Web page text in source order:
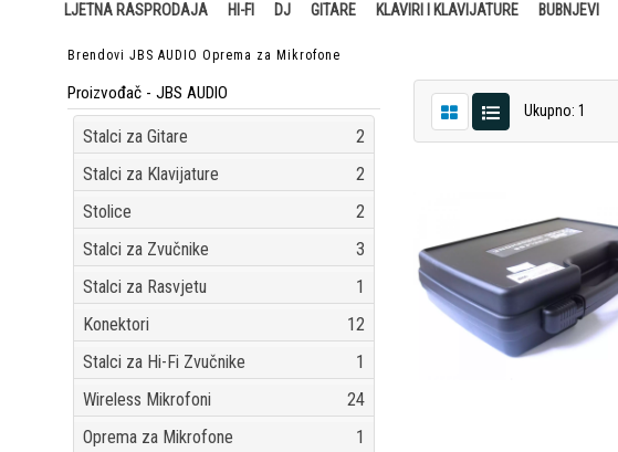
LJETNA RASPRODAJA HI-FI DJ GITARE KLAVIRI I KLAVIJATURE BUBNJEVI
Brendovi JBS AUDIO Oprema za Mikrofone
Proizvođač - JBS AUDIO
Stalci za Gitare
2
Stalci za Klavijature
2
Stolice
2
Stalci za Zvučnike
3
Stalci za Rasvjetu
1
Konektori
12
Stalci za Hi-Fi Zvučnike
1
Wireless Mikrofoni
24
Oprema za Mikrofone
1
Ukupno: 1